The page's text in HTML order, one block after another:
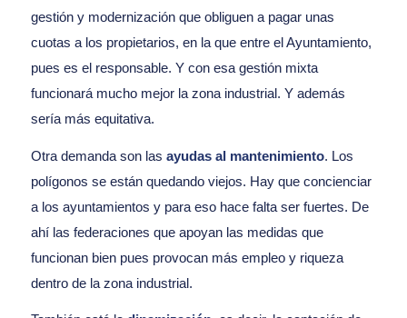
gestión y modernización que obliguen a pagar unas
cuotas a los propietarios, en la que entre el Ayuntamiento,
pues es el responsable. Y con esa gestión mixta
funcionará mucho mejor la zona industrial. Y además
sería más equitativa.
Otra demanda son las ayudas al mantenimiento. Los
polígonos se están quedando viejos. Hay que concienciar
a los ayuntamientos y para eso hace falta ser fuertes. De
ahí las federaciones que apoyan las medidas que
funcionan bien pues provocan más empleo y riqueza
dentro de la zona industrial.